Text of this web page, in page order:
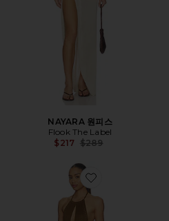
NAYARA 원피스
Flook The Label
$217 Previous price:
$289
Favorite MAXI 원피스